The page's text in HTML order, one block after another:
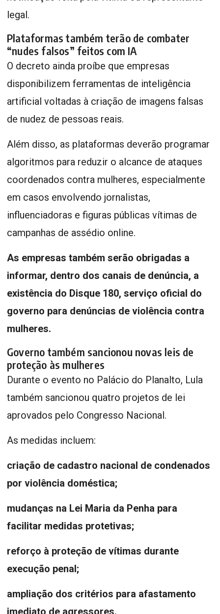
legal.
Plataformas também terão de combater
“nudes falsos” feitos com IA
O decreto ainda proíbe que empresas
disponibilizem ferramentas de inteligência
artificial voltadas à criação de imagens falsas
de nudez de pessoas reais.
Além disso, as plataformas deverão programar
algoritmos para reduzir o alcance de ataques
coordenados contra mulheres, especialmente
em casos envolvendo jornalistas,
influenciadoras e figuras públicas vítimas de
campanhas de assédio online.
As empresas também serão obrigadas a
informar, dentro dos canais de denúncia, a
existência do Disque 180, serviço oficial do
governo para denúncias de violência contra
mulheres.
Governo também sancionou novas leis de
proteção às mulheres
Durante o evento no Palácio do Planalto, Lula
também sancionou quatro projetos de lei
aprovados pelo Congresso Nacional.
As medidas incluem:
criação de cadastro nacional de condenados
por violência doméstica;
mudanças na Lei Maria da Penha para
facilitar medidas protetivas;
reforço à proteção de vítimas durante
execução penal;
ampliação dos critérios para afastamento
imediato de agressores.